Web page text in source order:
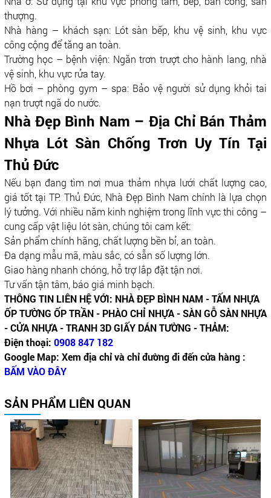
thượng.
Nhà hàng – khách sạn: Lót sàn bếp, khu vệ sinh, khu vực
công cộng để tăng an toàn.
Trường học – bệnh viện: Ngăn trơn trượt cho hành lang, nhà
vệ sinh, khu vực rửa tay.
Hồ bơi – phòng gym – spa: Bảo vệ người sử dụng khỏi tai
nạn trượt ngã do nước.
Nhà Đẹp Bình Nam – Địa Chỉ Bán Thảm
Nhựa Lót Sàn Chống Trơn Uy Tín Tại
Thủ Đức
Nếu bạn đang tìm nơi mua thảm nhựa lưới chất lượng cao,
giá tốt tại TP. Thủ Đức, Nhà Đẹp Bình Nam chính là lựa chọn
lý tưởng. Với nhiều năm kinh nghiệm trong lĩnh vực thi công –
cung cấp vật liệu lót sàn, chúng tôi cam kết:
Sản phẩm chính hãng, chất lượng bền bỉ, an toàn.
Đa dạng mẫu mã, màu sắc, có sẵn số lượng lớn.
Giao hàng nhanh chóng, hỗ trợ lắp đặt tận nơi.
Tư vấn tận tâm, báo giá minh bạch.
THÔNG TIN LIÊN HỆ VỚI: NHÀ ĐẸP BÌNH NAM - TẤM NHỰA
ỐP TƯỜNG ỐP TRẦN - PHÀO CHỈ NHỰA - SÀN GỖ SÀN NHỰA
- CỬA NHỰA - TRANH 3D GIẤY DÁN TƯỜNG - THẢM:
Điện thoại: 0908 847 182
Google Map: Xem địa chỉ và chỉ đường đi đến cửa hàng :
BẤM VÀO ĐÂY
SẢN PHẨM LIÊN QUAN